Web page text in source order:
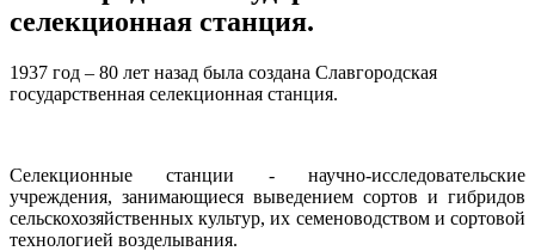
селекционная станция.
1937 год – 80 лет назад была создана Славгородская
государственная селекционная станция.
Селекционные станции - научно-исследовательские
учреждения, занимающиеся выведением сортов и гибридов
сельскохозяйственных культур, их семеноводством и сортовой
технологией возделывания.